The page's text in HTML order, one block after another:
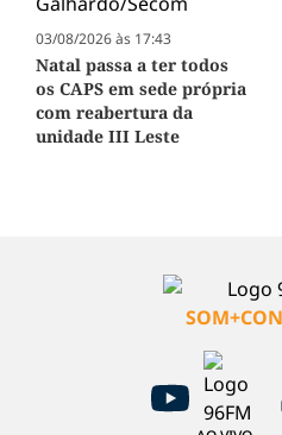
03/08/2026 às 17:43
Natal passa a ter todos
os CAPS em sede própria
com reabertura da
unidade III Leste